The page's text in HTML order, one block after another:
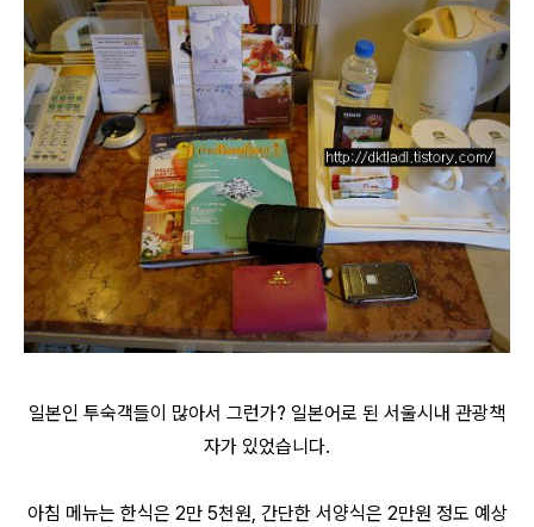
일본인 투숙객들이 많아서 그런가? 일본어로 된 서울시내 관광책
자가 있었습니다.
아침 메뉴는 한식은 2만 5천원, 간단한 서양식은 2만원 정도 예상